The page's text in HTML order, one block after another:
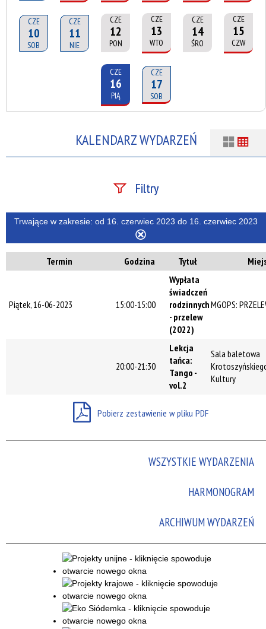
CZE
10
SOB
CZE
11
NIE
CZE
12
PON
CZE
13
WTO
CZE
14
ŚRO
CZE
15
CZW
CZE
16
PIĄ
CZE
17
SOB
KALENDARZ WYDARZEŃ
Filtry
Szukana fraza
Kategoria
Trwające w
Miejsce
Organizator
Promowane
Trwające w zakresie: od 16. czerwiec 2023 do 16. czerwiec 2023
filtr
Termin Godzina Tytuł
Piątek, 16-06-2023 15:00-15:00
Wypłata
świadczeń
rodzinnych
- przelew
(2022)
MGOPS:
20:00-21:30
Lekcja
tańca:
Tango -
vol.2
Sala baletowa
Kultury
Pobierz zestawienie w pliku PDF
WSZYSTKIE WYDARZENIA
HARMONOGRAM
ARCHIWUM WYDARZEŃ